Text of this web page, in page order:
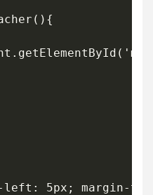
left: 5px; margin-